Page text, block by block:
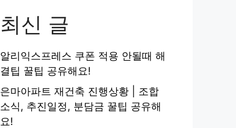
최신 글
알리익스프레스 쿠폰 적용 안될때 해
결팁 꿀팁 공유해요!
은마아파트 재건축 진행상황 | 조합
소식, 추진일정, 분담금 꿀팁 공유해
요!